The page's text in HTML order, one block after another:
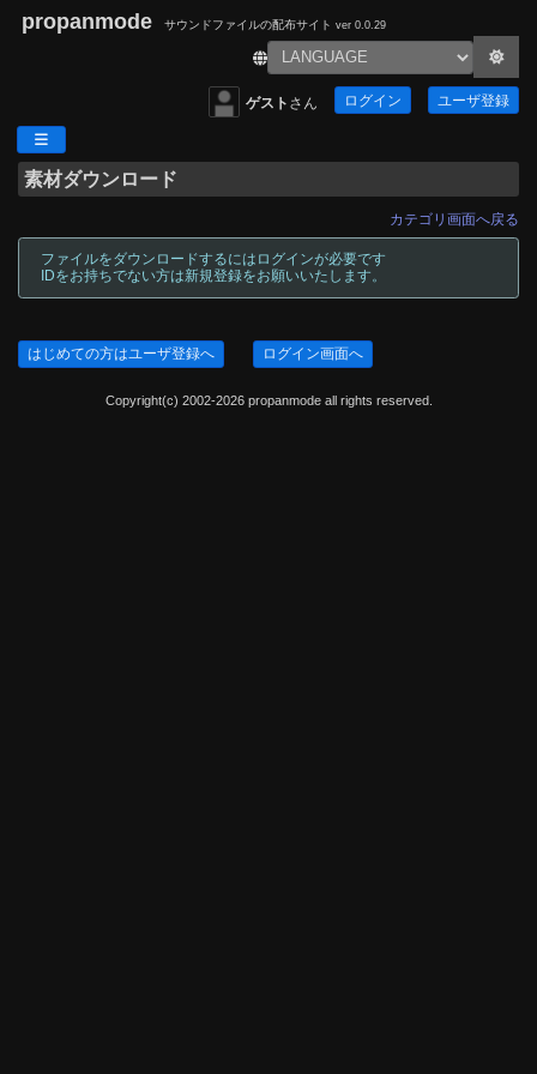
propanmode サウンドファイルの配布サイト ver 0.0.29
ゲスト さん ログイン ユーザ登録
素材ダウンロード
カテゴリ画面へ戻る
ファイルをダウンロードするにはログインが必要です
IDをお持ちでない方は新規登録をお願いいたします。
はじめての方はユーザ登録へ ログイン画面へ
Copyright(c) 2002-2026 propanmode all rights reserved.